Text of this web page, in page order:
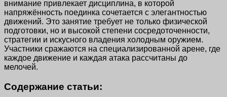
внимание привлекает дисциплина, в которой
напряжённость поединка сочетается с элегантностью
движений. Это занятие требует не только физической
подготовки, но и высокой степени сосредоточенности,
стратегии и искусного владения холодным оружием.
Участники сражаются на специализированной арене, где
каждое движение и каждая атака рассчитаны до
мелочей.
Содержание статьи: